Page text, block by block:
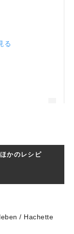
る
かのレシピ
/ Hachette